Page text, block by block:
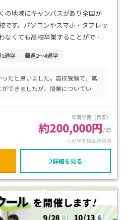
の地域にキャンパスがあり全国か
です。パソコンやスマホ・タブレッ
なくても高校卒業することができ
おり、「週１日」「週2〜5日」
」など、自分のペースに合わせて登
ます。
1通学 週2～4通学
たと思いました。高校受験で、第
できましたが、授業についていけ
年間学費（目安）
約200,000円/年
※就学支援金適用前
詳細を見る